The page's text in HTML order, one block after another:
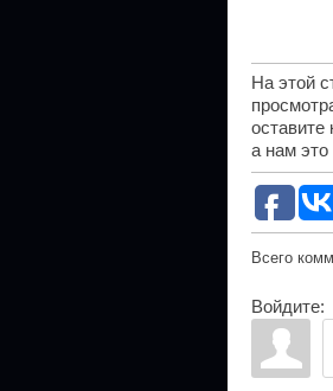
На этой
оставите
а нам
Всего
Войдите: